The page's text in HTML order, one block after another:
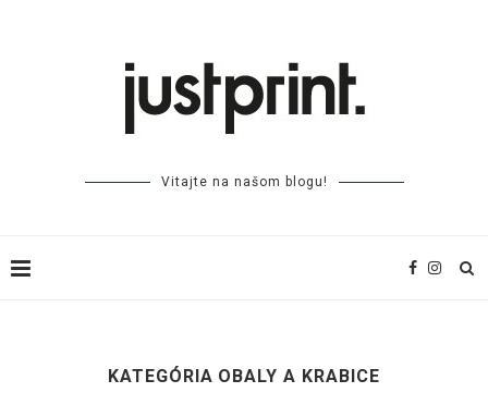
Vitajte na našom blogu!
KATEGÓRIA OBALY A KRABICE